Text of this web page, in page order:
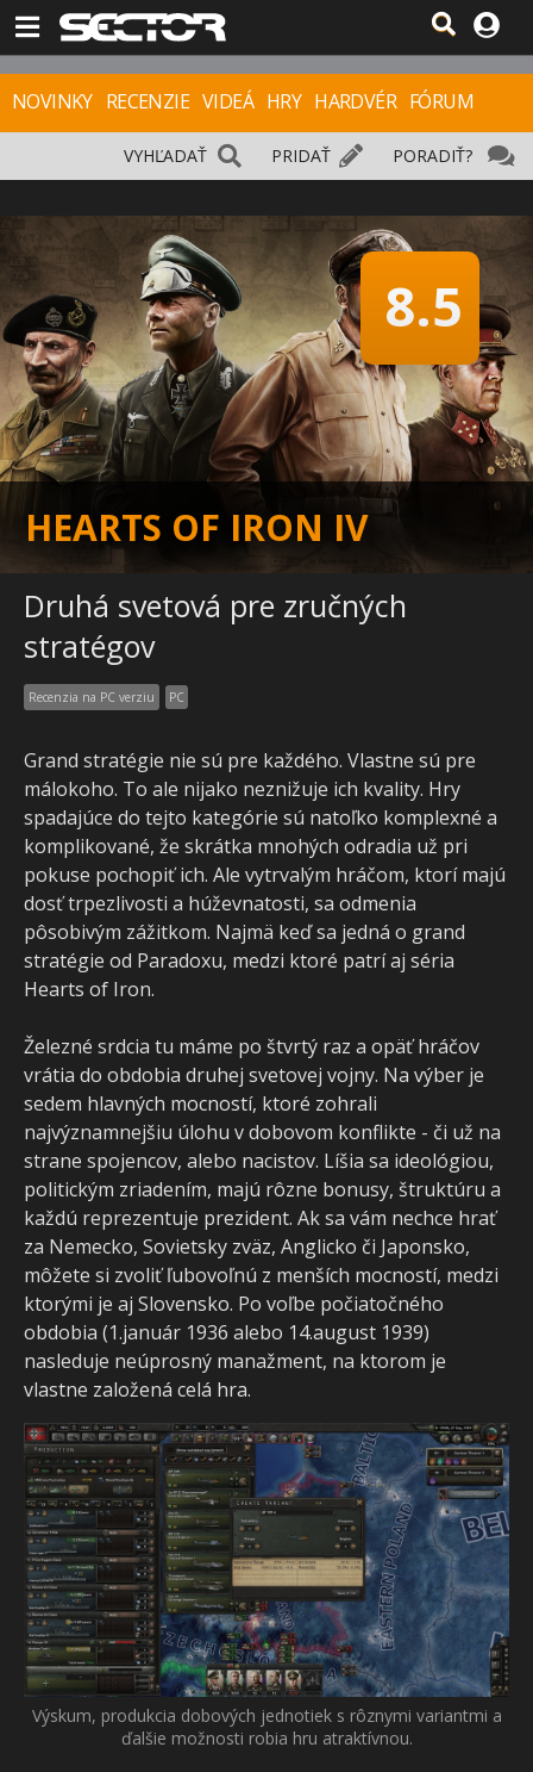
NOVINKY RECENZIE VIDEÁ HRY HARDVÉR FÓRUM
PORADIŤ?
PRIDAŤ
VYHĽADAŤ
HEARTS OF IRON IV
8.5
Druhá svetová pre zručných
stratégov
Recenzia na PC verziu PC
Grand stratégie nie sú pre každého. Vlastne sú pre
málokoho. To ale nijako neznižuje ich kvality. Hry
spadajúce do tejto kategórie sú natoľko komplexné a
komplikované, že skrátka mnohých odradia už pri
pokuse pochopiť ich. Ale vytrvalým hráčom, ktorí majú
dosť trpezlivosti a húževnatosti, sa odmenia
pôsobivým zážitkom. Najmä keď sa jedná o grand
stratégie od Paradoxu, medzi ktoré patrí aj séria
Hearts of Iron.
Železné srdcia tu máme po štvrtý raz a opäť hráčov
vrátia do obdobia druhej svetovej vojny. Na výber je
sedem hlavných mocností, ktoré zohrali
najvýznamnejšiu úlohu v dobovom konflikte - či už na
strane spojencov, alebo nacistov. Líšia sa ideológiou,
politickým zriadením, majú rôzne bonusy, štruktúru a
každú reprezentuje prezident. Ak sa vám nechce hrať
za Nemecko, Sovietsky zväz, Anglicko či Japonsko,
môžete si zvoliť ľubovoľnú z menších mocností, medzi
ktorými je aj Slovensko. Po voľbe počiatočného
obdobia (1.január 1936 alebo 14.august 1939)
nasleduje neúprosný manažment, na ktorom je
vlastne založená celá hra.
Výskum, produkcia dobových jednotiek s rôznymi variantmi a
ďalšie možnosti robia hru atraktívnou.